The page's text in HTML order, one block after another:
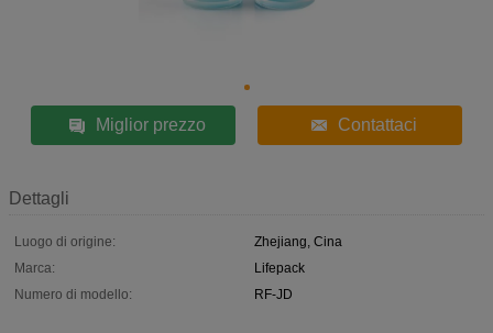
Miglior prezzo Contattaci
Dettagli
Luogo di origine:
Zhejiang, Cina
Marca:
Lifepack
Numero di modello:
RF-JD